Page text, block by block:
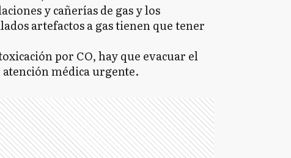
y cañerías de gas y los
artefactos a gas tienen que tener
por CO, hay que evacuar el
médica urgente.